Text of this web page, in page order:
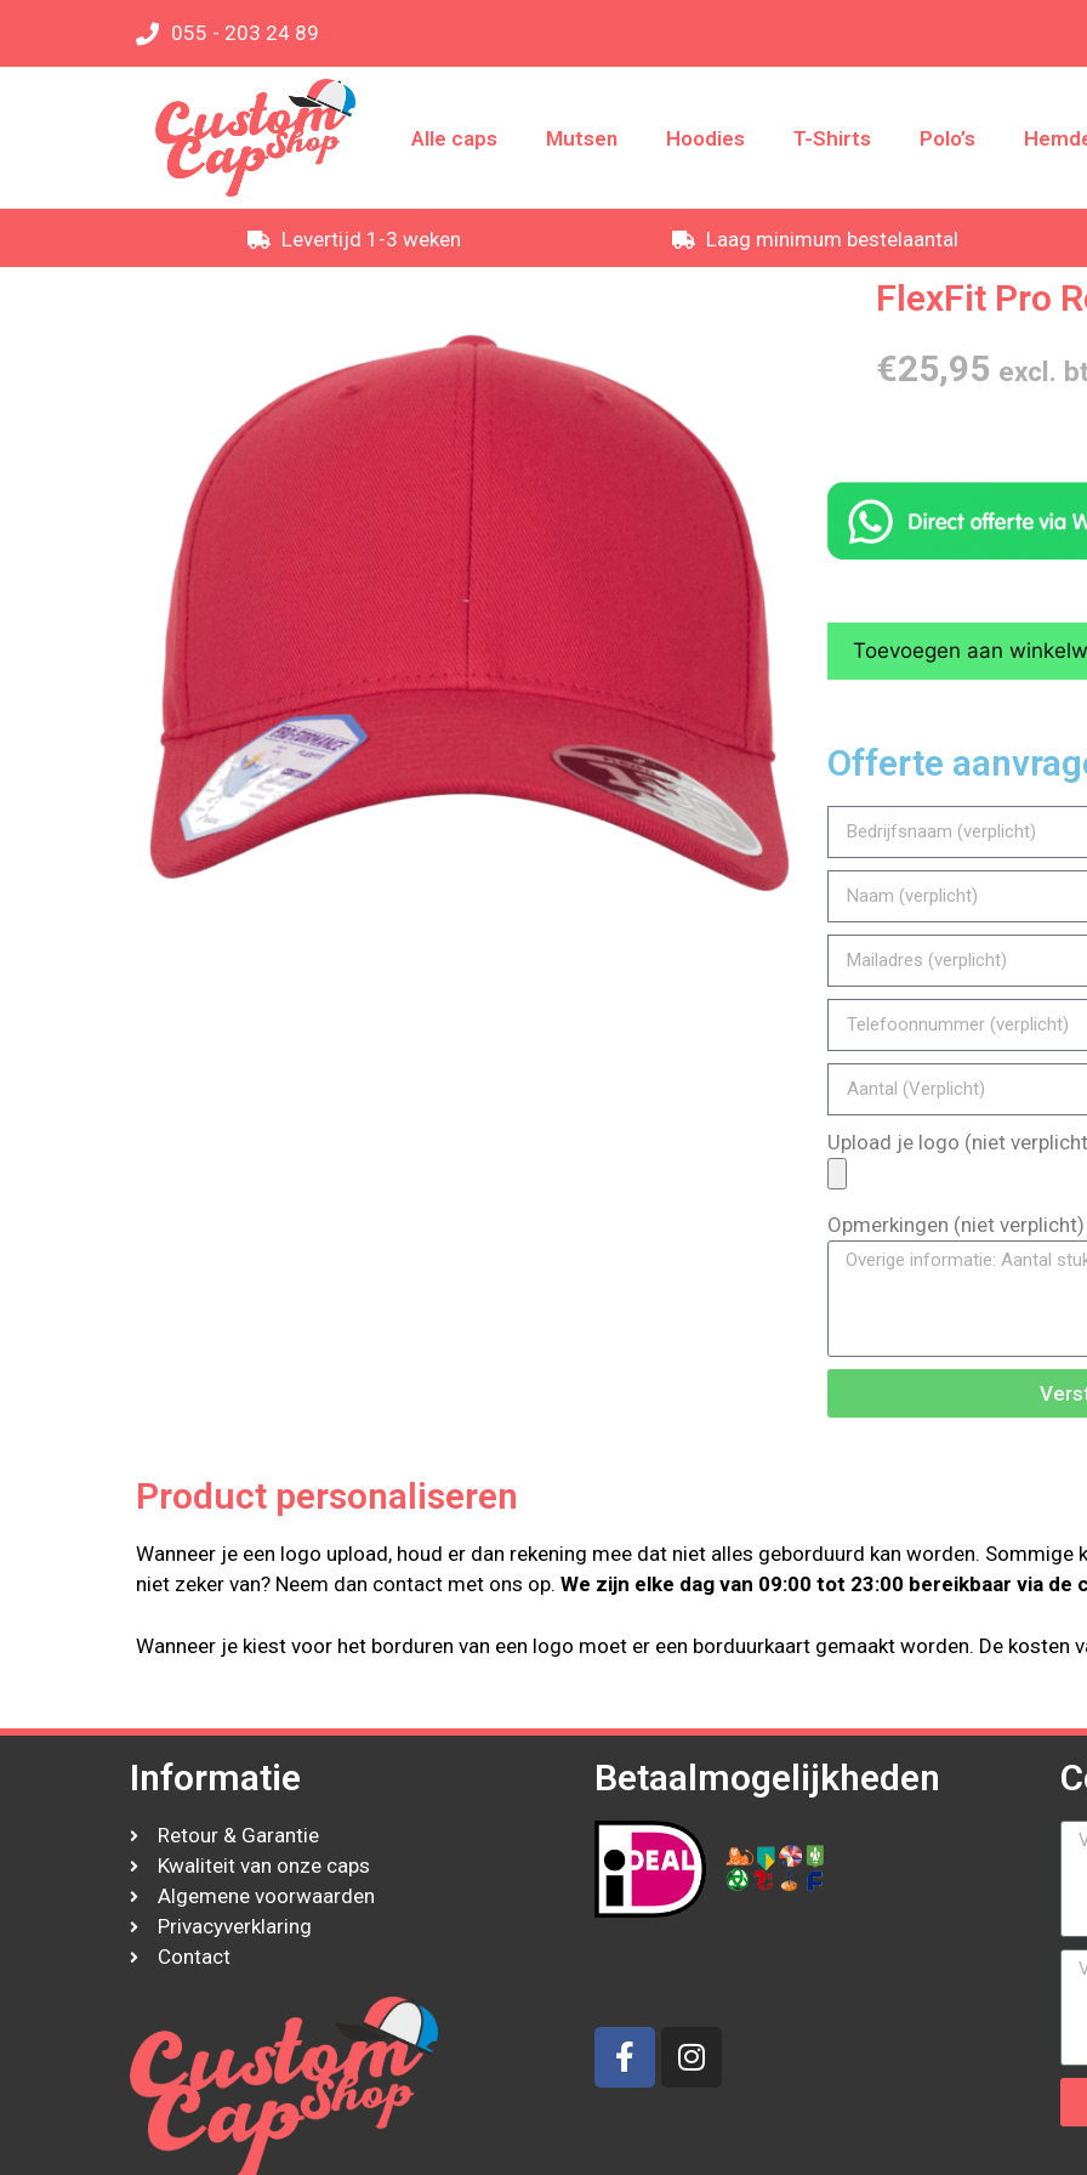
055 - 203 24 89
Alle caps Mutsen Hoodies T-Shirts Polo’s
Levertijd 1-3 weken Laag minimum bestelaantal
FlexFit Pro
€25,95 excl.
Toevoegen aan
Offerte
Upload je logo (niet
Opmerkingen (niet verplicht)
Product personaliseren
Wanneer je een logo upload, houd er dan rekening mee dat niet alles geborduurd kan worden.
niet zeker van? Neem dan contact met ons op. We zijn elke dag van 09:00 tot 23:00 bereikbaar via de
Wanneer je kiest voor het borduren van een logo moet er een borduurkaart gemaakt worden. De kosten
Informatie
Retour & Garantie
Kwaliteit van onze caps
Algemene voorwaarden
Privacyverklaring
Contact
Betaalmogelijkheden